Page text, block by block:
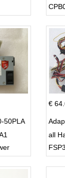
50PLA
€
all